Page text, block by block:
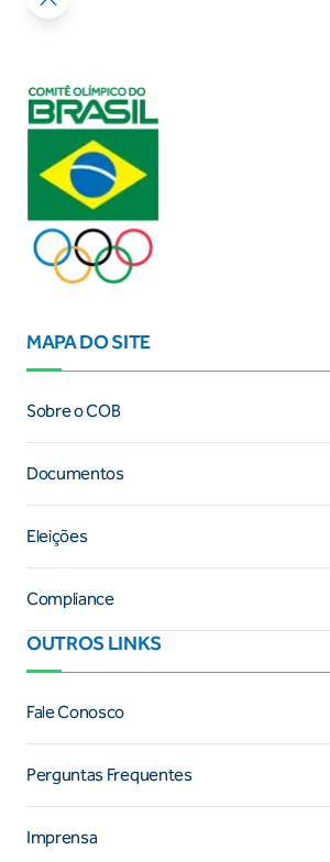
MAPA DO SITE
Sobre o COB
Documentos
Eleições
Compliance
OUTROS LINKS
Fale Conosco
Perguntas Frequentes
Imprensa